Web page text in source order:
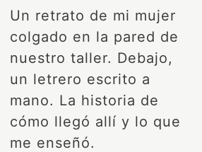
Un retrato de mi mujer
colgado en la pared de
nuestro taller. Debajo,
un letrero escrito a
mano. La historia de
cómo llegó allí y lo que
me enseñó.